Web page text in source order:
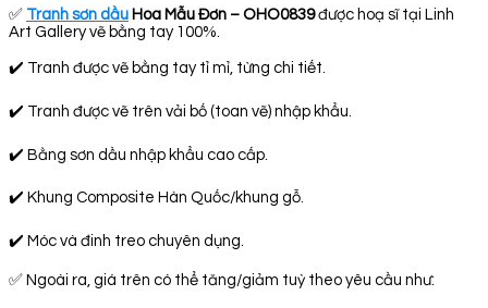
✅ Tranh sơn dầu Hoa Mẫu Đơn – OHO0839được hoạ sĩ tại Linh
Art Gallery vẽ bằng tay 100%.
✔️ Tranh được vẽ bằng tay tỉ mỉ, từng chi tiết.
✔️ Tranh được vẽ trên vải bố (toan vẽ) nhập khẩu.
✔️ Bằng sơn dầu nhập khẩu cao cấp.
✔️ Khung Composite Hàn Quốc/khung gỗ.
✔️ Móc và đinh treo chuyên dụng.
✅ Ngoài ra, giá trên có thể tăng/giảm tuỳ theo yêu cầu như: